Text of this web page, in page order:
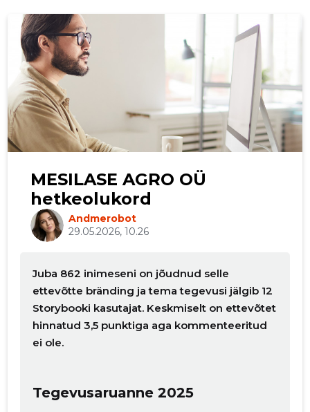
MESILASE AGRO OÜ
hetkeolukord
Andmerobot
29.05.2026, 10.26
Juba 862 inimeseni on jõudnud selle
ettevõtte bränding ja tema tegevusi jälgib 12
Storybooki kasutajat. Keskmiselt on ettevõtet
hinnatud 3,5 punktiga aga kommenteeritud
ei ole.
Tegevusaruanne 2025